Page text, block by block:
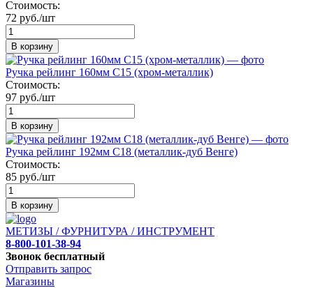
Стоимость:
72 руб./шт
В корзину
Ручка рейлинг 160мм C15 (хром-металлик)
Стоимость:
97 руб./шт
В корзину
Ручка рейлинг 192мм C18 (металлик-дуб Венге)
Стоимость:
85 руб./шт
В корзину
МЕТИЗЫ / ФУРНИТУРА / ИНСТРУМЕНТ
8-800-101-38-94
Звонок бесплатный
Отправить запрос
Магазины